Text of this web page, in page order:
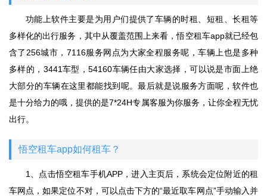
功能上软件主要是为用户们提供了车辆的时租、短租、长租等
多样化的出行服务，其中从覆盖范围上来看，悟空租车app就已经包
含了256城市，7116服务网点为大家全程服务呢，车辆上也是多种
多样的，3441车型，54160车辆任由大家选择，可以说是市面上绝
大部分的车辆在这里都能找到呢。最后就是说服务方面呢，软件也
是十分给力的哦，提供的是7*24H专属客服为你服务，让你全程无忧
出行。
悟空租车app如何租车？
1、点击悟空租车手机APP，进入主页后，系统会定位附近的租
车网点，如果定位不对，可以点击下方的“最近取车网点”手动输入并